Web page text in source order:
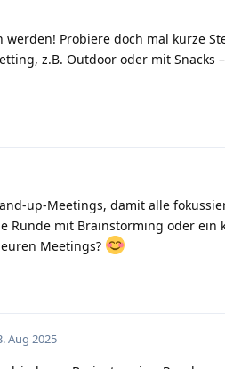
werden! Probiere doch mal kurze
z.B. Outdoor oder mit Snacks
up-Meetings, damit alle
Runde mit Brainstorming oder ein
Meetings?
Aug 2025